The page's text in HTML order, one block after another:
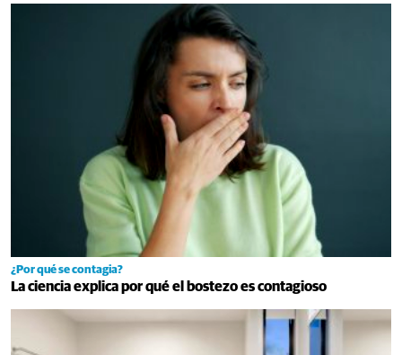
¿Por qué se contagia?
La ciencia explica por qué el bostezo es contagioso